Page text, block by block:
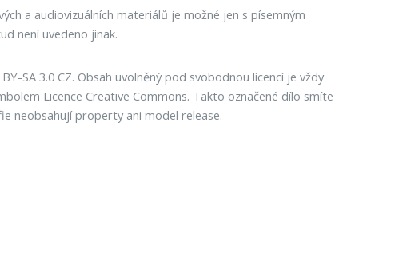
a audiovizuálních materiálů je možné jen s písemným
není uvedeno jinak.
SA 3.0 CZ. Obsah uvolněný pod svobodnou licencí je vždy
Licence Creative Commons. Takto označené dílo smíte
neobsahují property ani model release.